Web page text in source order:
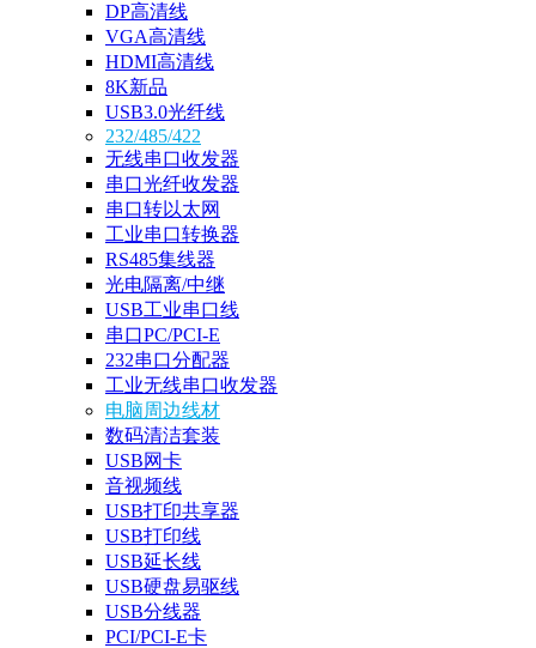
DP高清线
VGA高清线
HDMI高清线
8K新品
USB3.0光纤线
232/485/422
无线串口收发器
串口光纤收发器
串口转以太网
工业串口转换器
RS485集线器
光电隔离/中继
USB工业串口线
串口PC/PCI-E
232串口分配器
工业无线串口收发器
电脑周边线材
数码清洁套装
USB网卡
音视频线
USB打印共享器
USB打印线
USB延长线
USB硬盘易驱线
USB分线器
PCI/PCI-E卡